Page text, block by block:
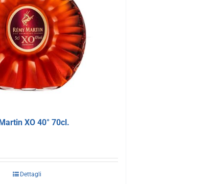
XO 40° 70cl.
Dettagli